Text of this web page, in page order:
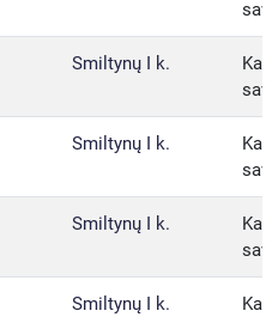
Smiltynų I k.
Smiltynų I k.
Smiltynų I k.
Smiltynų I k.